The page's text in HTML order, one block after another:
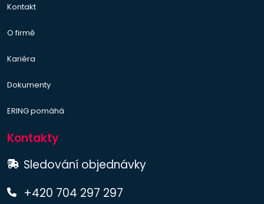
Kontakt
O firmě
Kariéra
Dokumenty
ERING pomáhá
Kontakty
Sledování objednávky
+420 704 297 297